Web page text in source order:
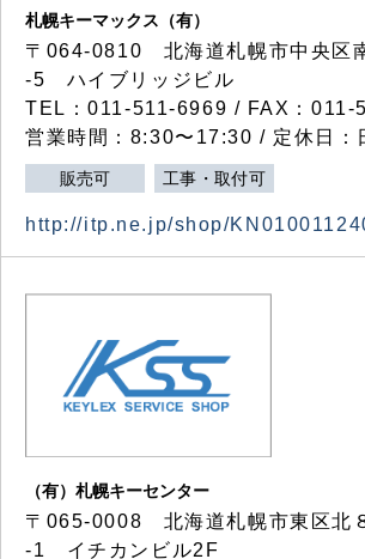
札幌キーマックス（有）
〒064-0810 北海道札幌市中央区
-5 ハイブリッジビル
TEL：011-511-6969 / FAX：011-
営業時間：8:30〜17:30 / 定休日：
販売可 工事・取付可
http://itp.ne.jp/shop/
（有）札幌キーセンター
〒065-0008 北海道札幌市東区北
-1 イチカンビル2F